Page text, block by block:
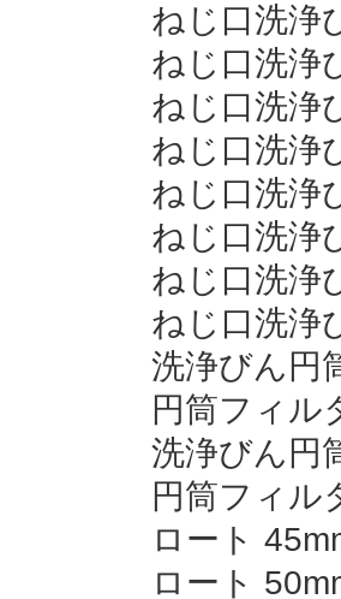
ねじ口洗浄
ねじ口洗浄
ねじ口洗浄
ねじ口洗浄
ねじ口洗浄
ねじ口洗浄
ねじ口洗浄
ねじ口洗浄
洗浄びん円
円筒フィル
洗浄びん円
円筒フィル
ロート
ロート